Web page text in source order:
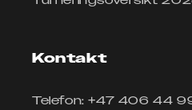
Kontakt
Telefon: +47 406 44